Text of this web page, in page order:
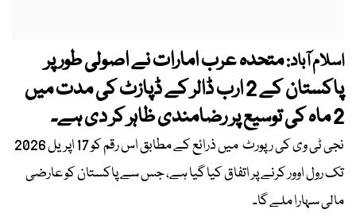
اسلام آباد:متحدہ عرب امارات نے اصولی طور پر
پاکستان کے 2 ارب ڈالر کے ڈپازٹ کی مدت میں
2 ماہ کی توسیع پر رضامندی ظاہر کر دی ہے۔
نجی ٹی وی کی رپورٹ میں ذرائع کے مطابق اس رقم کو 17 اپریل 2026
تک رول اوور کرنے پر اتفاق کیا گیا ہے، جس سے پاکستان کو عارضی
مالی سہارا ملے گا۔